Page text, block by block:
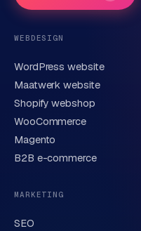
Telefoonnummer
Korte omschrijving
WEBDESIGN
WordPress website
Maatwerk website
Shopify webshop
WooCommerce
Magento
B2B e-commerce
MARKETING
SEO